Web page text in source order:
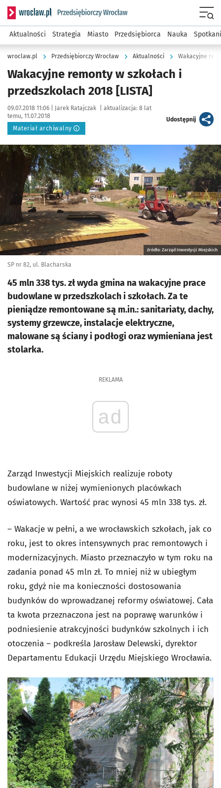
Serwis informacyjny wroclaw.pl podserwis: Strategia
Aktualności Strategia Miasto Przedsiębiorca Nauka
wroclaw.pl Przedsiębiorczy Wrocław Aktualności Wakacyjne
Wakacyjne remonty w szkołach i
przedszkolach 2018 [LISTA]
Data publikacji:
09.07.2018 11:06 | Autor:
Jarek Ratajczak aktualizacja: 8 lat
temu, 11.07.2018
Materiał archiwalny
Udostępnijartykuł
Kliknij, aby powiększyć
źródło: Zarząd Inwestycji Miejskich
SP nr 82, ul. Blacharska
45 mln 338 tys. zł wyda gmina na wakacyjne prace
budowlane w przedszkolach i szkołach. Za te
pieniądze remontowane są m.in.: sanitariaty, dachy,
systemy grzewcze, instalacje elektryczne,
malowane są ściany i podłogi oraz wymieniana jest
stolarka.
REKLAMA
ad
Zarząd Inwestycji Miejskich realizuje roboty
budowlane w niżej wymienionych placówkach
oświatowych. Wartość prac wynosi 45 mln 338 tys. zł.
– Wakacje w pełni, a we wrocławskich szkołach, jak co
roku, jest to okres intensywnych prac remontowych i
modernizacyjnych. Miasto przeznaczyło w tym roku na
zadania ponad 45 mln zł. To mniej niż w ubiegłym
roku, gdyż nie ma konieczności dostosowania
budynków do wprowadzanej reformy oświatowej. Cała
ta kwota przeznaczona jest na poprawę warunków i
podniesienie atrakcyjności budynków szkolnych i ich
otoczenia – podkreśla Jarosław Delewski, dyrektor
Departamentu Edukacji Urzędu Miejskiego Wrocławia.